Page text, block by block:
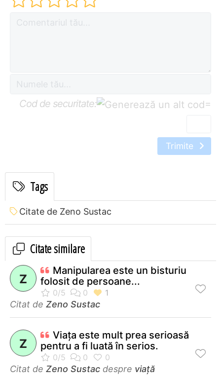
Cod de securitate: =
Trimite
Tags
Citate de Zeno Sustac
Citate similare
Z
Manipularea este un bisturiu
folosit de persoane...
Citat de Zeno Sustac
Z
Viaţa este mult prea serioasă
pentru a fi luată în serios.
Citat de Zeno Sustac despre viață